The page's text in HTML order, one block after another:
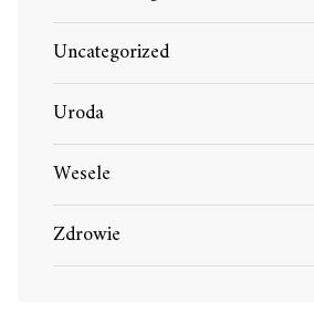
Uncategorized
Uroda
Wesele
Zdrowie